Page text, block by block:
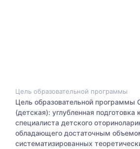
Цель образовательной программы
Цель образовательной программы
(детская): углубленная подготовка
специалиста детского
обладающего достаточным
систематизированных